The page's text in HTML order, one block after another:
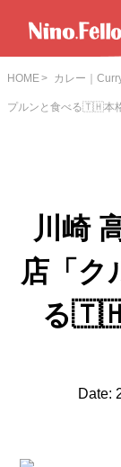
HOME カレー｜
プルンと食べる🇹🇭本
川崎
店「ク
る🇹🇭
Date: